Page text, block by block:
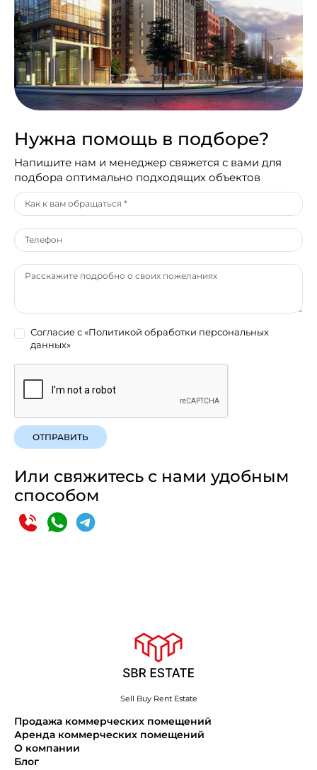
Нужна помощь в подборе?
Напишите нам и менеджер свяжется с вами для
подбора оптимально подходящих объектов
Согласие с«Политикой обработки персональных
данных»
ОТПРАВИТЬ
Или свяжитесь с нами удобным
способом
Sell Buy Rent Estate
Продажа коммерческих помещений
Аренда коммерческих помещений
О компании
Блог